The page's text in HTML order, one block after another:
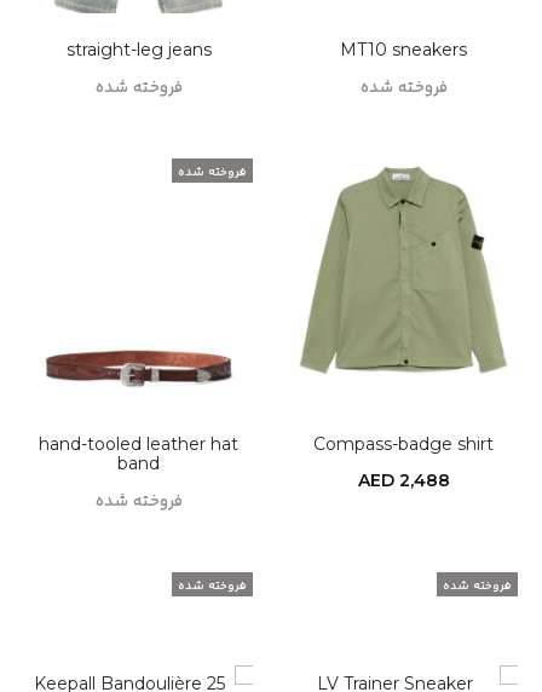
MT10 sneakers
فروخته شده
straight-leg jeans
فروخته شده
Compass-badge shirt
2,488
AED
فروخته شده
hand-tooled leather hat
band
فروخته شده
فروخته شده فروخته شده